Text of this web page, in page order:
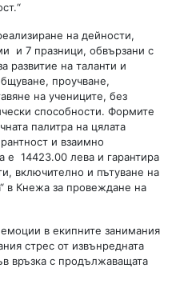
на дейности,
и 7 празници, обвързани с
развитие на таланти и
проучване,
на учениците, без
способности. Формите
палитра на цялата
и взаимно
е 14423.00 лева и гарантира
включително и пътуване на
в Кнежа за провеждане на
в екипните занимания
стрес от извънредната
връзка с продължаващата